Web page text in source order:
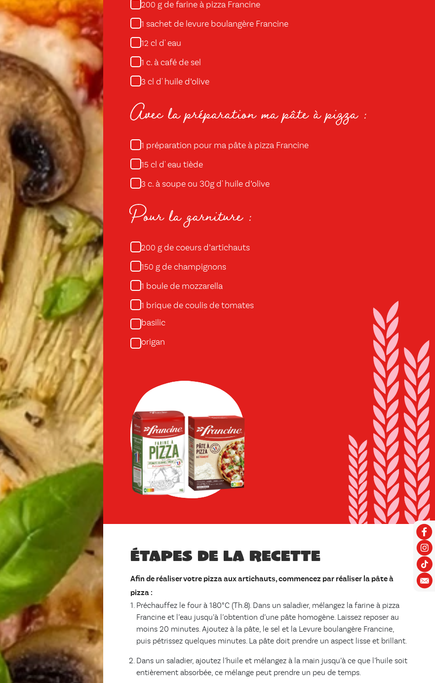
200 g de farine à pizza Francine
1 sachet de levure boulangère Francine
12 cl d' eau
1 c. à café de sel
3 cl d' huile d’olive
Avec la préparation ma pâte à pizza :
1 préparation pour ma pâte à pizza Francine
15 cl d' eau tiède
3 c. à soupe ou 30g d' huile d’olive
Pour la garniture :
200 g de coeurs d’artichauts
150 g de champignons
1 boule de mozzarella
1 brique de coulis de tomates
basilic
origan
Étapes de la recette
Afin de réaliser votre pizza aux artichauts, commencez par réaliser la pâte à
pizza :
Préchauffez le four à 180°C (Th.8). Dans un saladier, mélangez la farine à pizza
Francine et l’eau jusqu’à l’obtention d’une pâte homogène. Laissez reposer au
moins 20 minutes. Ajoutez à la pâte, le sel et la Levure boulangère Francine,
puis pétrissez quelques minutes. La pâte doit prendre un aspect lisse et brillant.
Dans un saladier, ajoutez l’huile et mélangez à la main jusqu’à ce que l’huile soit
entièrement absorbée, ce mélange peut prendre un peu de temps.